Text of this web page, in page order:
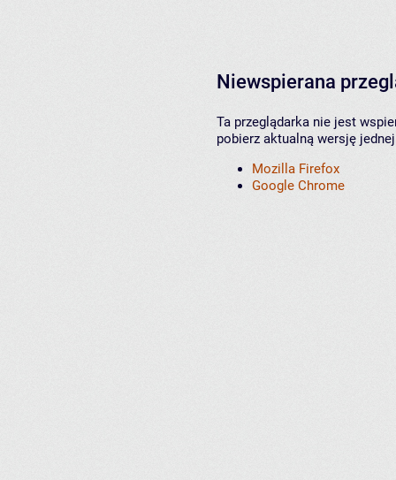
Niewspierana
Ta przeglądarka nie jest
pobierz aktualną wersję
Mozilla Firefox
Google Chrome